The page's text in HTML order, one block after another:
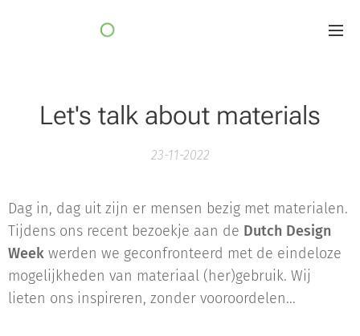
Let's talk about materials
23-11-2022
Dag in, dag uit zijn er mensen bezig met materialen.
Tijdens ons recent bezoekje aan de Dutch Design
Week werden we geconfronteerd met de eindeloze
mogelijkheden van materiaal (her)gebruik. Wij
lieten ons inspireren, zonder vooroordelen...